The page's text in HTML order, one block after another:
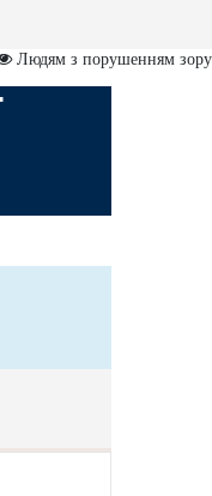
Людям з порушенням зору